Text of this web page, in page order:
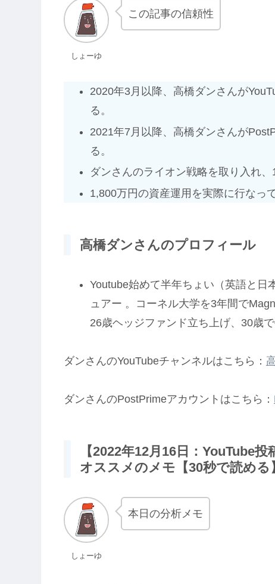
しょーゆ
この記事の信頼性
2020年3月以降、高橋ダンさんが
る。
2021年7月以降、高橋ダンさんが
る。
ダンさんのライオン戦略を取り入れ、
1,800万円の資産運用を実際に行なって
高橋ダンさんのプロフィール
Youtube始めて半年ちょい（英語と日
ュアー 。コーネル大学を3年間で
26歳ヘッジファンド立ち上げ、30歳で
ダンさんのYouTubeチャンネルはこちら：
ダンさんのPostPrimeアカウントはこちら：
【2022年12月16日：YouTube
オススメのメモ【30秒で読める
しょーゆ
本日の分析メモ